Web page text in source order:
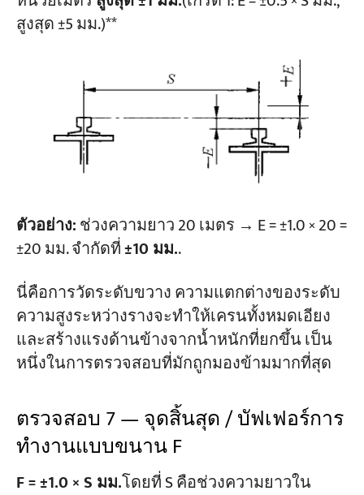
สูงสุด ±5 มม.)**
ตัวอย่าง:ช่วงความยาว 20 เมตร → E = ±1.0 × 20 =
±20 มม. จำกัดที่±10 มม..
นี่คือการวัดระดับขวาง ความแตกต่างของระดับ
ความสูงระหว่างรางจะทำให้เครนทั้งหมดเอียง
และสร้างแรงด้านข้างจากน้ำหนักที่ยกขึ้น เป็น
หนึ่งในการตรวจสอบที่มักถูกมองข้ามมากที่สุด
ตรวจสอบ 7 — จุดสิ้นสุด / บัฟเฟอร์การ
ทำงานแบบขนาน F
F = ±1.0 × S มม.โดยที่ S คือช่วงความยาวใน